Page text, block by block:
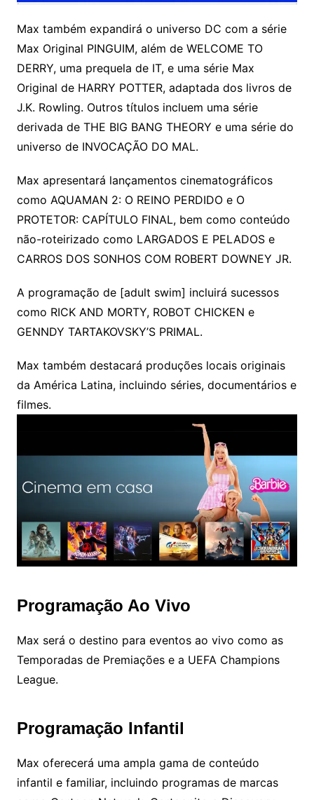
Max também expandirá o universo DC com a série
Max Original PINGUIM, além de WELCOME TO
DERRY, uma prequela de IT, e uma série Max
Original de HARRY POTTER, adaptada dos livros de
J.K. Rowling. Outros títulos incluem uma série
derivada de THE BIG BANG THEORY e uma série do
universo de INVOCAÇÃO DO MAL.
Max apresentará lançamentos cinematográficos
como AQUAMAN 2: O REINO PERDIDO e O
PROTETOR: CAPÍTULO FINAL, bem como conteúdo
não-roteirizado como LARGADOS E PELADOS e
CARROS DOS SONHOS COM ROBERT DOWNEY JR.
A programação de [adult swim] incluirá sucessos
como RICK AND MORTY, ROBOT CHICKEN e
GENNDY TARTAKOVSKY’S PRIMAL.
Max também destacará produções locais originais
da América Latina, incluindo séries, documentários e
filmes.
Programação Ao Vivo
Max será o destino para eventos ao vivo como as
Temporadas de Premiações e a UEFA Champions
League.
Programação Infantil
Max oferecerá uma ampla gama de conteúdo
infantil e familiar, incluindo programas de marcas